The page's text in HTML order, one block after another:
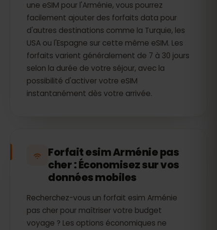
une eSIM pour l'Arménie, vous pourrez
facilement ajouter des forfaits data pour
d'autres destinations comme la Turquie, les
USA ou l'Espagne sur cette même eSIM. Les
forfaits varient généralement de 7 à 30 jours
selon la durée de votre séjour, avec la
possibilité d'activer votre eSIM
instantanément dès votre arrivée.
Forfait esim Arménie pas
cher : Économisez sur vos
données mobiles
Recherchez-vous un forfait esim Arménie
pas cher pour maîtriser votre budget
voyage ? Les options économiques ne